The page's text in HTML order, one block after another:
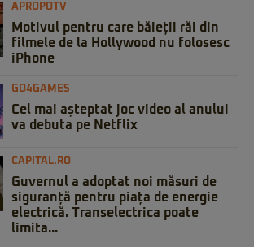
APROPOTV
Motivul pentru care băieții răi din
filmele de la Hollywood nu folosesc
iPhone
GO4GAMES
Cel mai așteptat joc video al anului
va debuta pe Netflix
CAPITAL.RO
Guvernul a adoptat noi măsuri de
siguranță pentru piața de energie
electrică. Transelectrica poate
limita...